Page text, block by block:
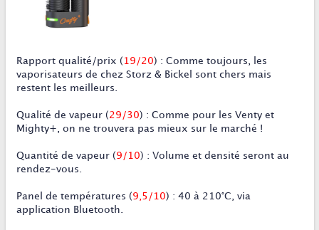
Rapport qualité/prix ( 19/20) : Comme toujours, les
vaporisateurs de chez Storz & Bickel sont chers mais
restent les meilleurs.
Qualité de vapeur(29/30) : Comme pour les Venty et
Mighty+, on ne trouvera pas mieux sur le marché !
Quantité de vapeur(9/10) : Volume et densité seront au
rendez-vous.
Panel de températures (9,5/10) : 40 à 210°C, via
application Bluetooth.